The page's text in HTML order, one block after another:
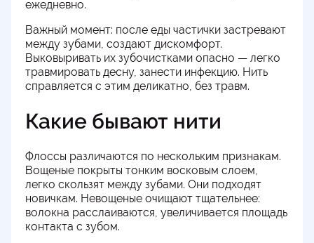
ежедневно.
Важный момент: после еды частички застревают
между зубами, создают дискомфорт.
Выковыривать их зубочистками опасно — легко
травмировать десну, занести инфекцию. Нить
справляется с этим деликатно, без травм.
Какие бывают нити
Флоссы различаются по нескольким признакам.
Вощеные покрыты тонким восковым слоем,
легко скользят между зубами. Они подходят
новичкам. Невощеные очищают тщательнее:
волокна расслаиваются, увеличивается площадь
контакта с зубом.